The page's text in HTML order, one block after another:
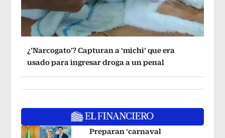
¿’Narcogato’? Capturan a ‘michi’ que era
usado para ingresar droga a un penal
Preparan ‘carnaval